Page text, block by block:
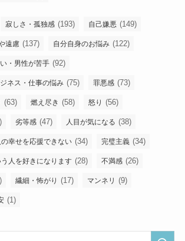
寂しさ・孤独感 (193) 自己嫌悪 (149)
遠慮 (137) 自分自身のお悩み (122)
・男性が苦手 (92)
ネス・仕事の悩み (75) 罪悪感 (73)
(63) 燃え尽き (58) 怒り (56)
劣等感 (47) 人目が気になる (38)
の幸せを応援できない (34) 完璧主義 (34)
う人を好きになります (28) 不満感 (26)
繊細・怖がり (17) マンネリ (9)
(1)